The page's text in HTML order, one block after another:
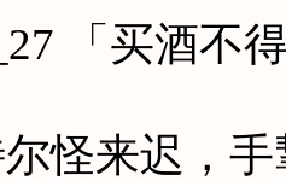
「买酒不
来迟，手